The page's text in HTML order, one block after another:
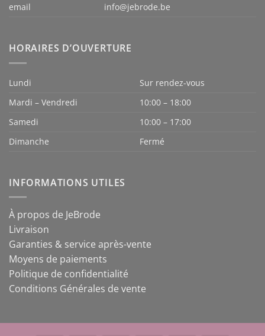
email
info@jebrode.be
HORAIRES D’OUVERTURE
Lundi
Sur rendez-vous
Mardi – Vendredi
10:00 – 18:00
Samedi
10:00 – 17:00
Dimanche
Fermé
INFORMATIONS UTILES
À propos de JeBrode
Livraison
Garanties & service après-vente
Moyens de paiements
Politique de confidentialité
Conditions Générales de vente